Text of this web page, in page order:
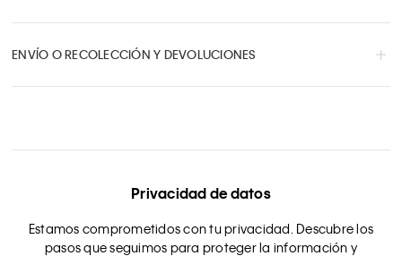
ENVÍO O RECOLECCIÓN Y DEVOLUCIONES
Privacidad de datos
Estamos comprometidos con tu privacidad. Descubre los
pasos que seguimos para proteger la información y